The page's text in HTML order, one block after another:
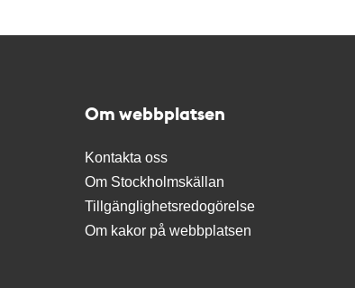
Om webbplatsen
Kontakta oss
Om Stockholmskällan
Tillgänglighetsredogörelse
Om kakor på webbplatsen